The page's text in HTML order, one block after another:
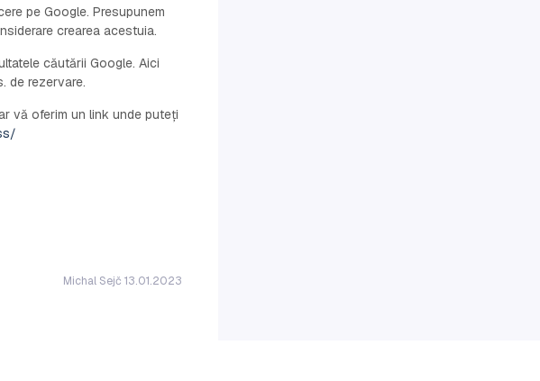
pe Google. Presupunem
crearea acestuia.
căutării Google. Aici
de rezervare.
vă oferim un link unde puteți
Michal Sejč 13.01.2023